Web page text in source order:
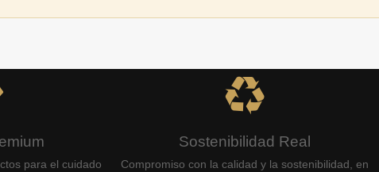
para el cuidado
Sostenibilidad Real
Compromiso con la calidad y la sostenibilidad, en